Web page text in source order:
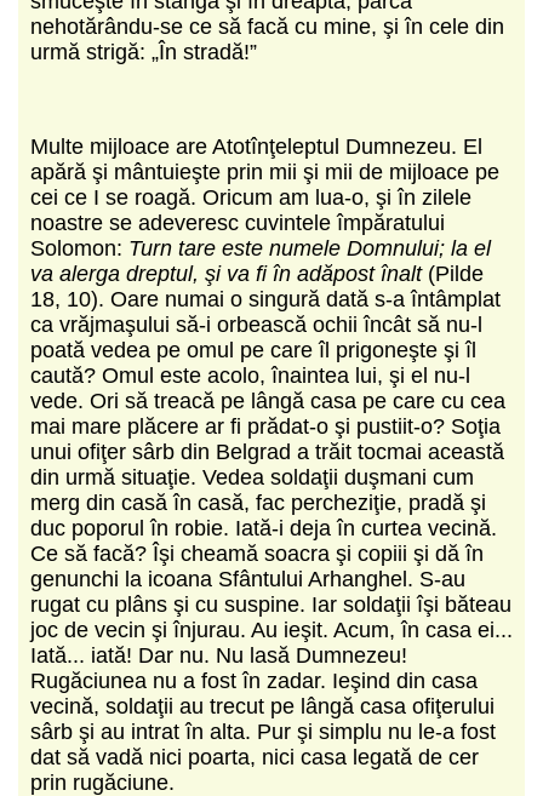
nehotărându-se ce să facă cu mine, şi în cele din
urmă strigă: „În stradă!”
Multe mijloace are Atotînţeleptul Dumnezeu. El
apără şi mântuieşte prin mii şi mii de mijloace pe
cei ce I se roagă. Oricum am lua-o, şi în zilele
noastre se adeveresc cuvintele împăratului
Solomon: Turn tare este numele Domnului; la el
va alerga dreptul, şi va fi în adăpost înalt(Pilde
18, 10). Oare numai o singură dată s-a întâmplat
ca vrăjmaşului să-i orbească ochii încât să nu-l
poată vedea pe omul pe care îl prigoneşte şi îl
caută? Omul este acolo, înaintea lui, şi el nu-l
vede. Ori să treacă pe lângă casa pe care cu cea
mai mare plăcere ar fi prădat-o şi pustiit-o? Soţia
unui ofiţer sârb din Belgrad a trăit tocmai această
din urmă situaţie. Vedea soldaţii duşmani cum
merg din casă în casă, fac percheziţie, pradă şi
duc poporul în robie. Iată-i deja în curtea vecină.
Ce să facă? Îşi cheamă soacra şi copiii şi dă în
genunchi la icoana Sfântului Arhanghel. S-au
rugat cu plâns şi cu suspine. Iar soldaţii îşi băteau
joc de vecin şi înjurau. Au ieşit. Acum, în casa ei...
Iată... iată! Dar nu. Nu lasă Dumnezeu!
Rugăciunea nu a fost în zadar. Ieşind din casa
vecină, soldaţii au trecut pe lângă casa ofiţerului
sârb şi au intrat în alta. Pur şi simplu nu le-a fost
dat să vadă nici poarta, nici casa legată de cer
prin rugăciune.